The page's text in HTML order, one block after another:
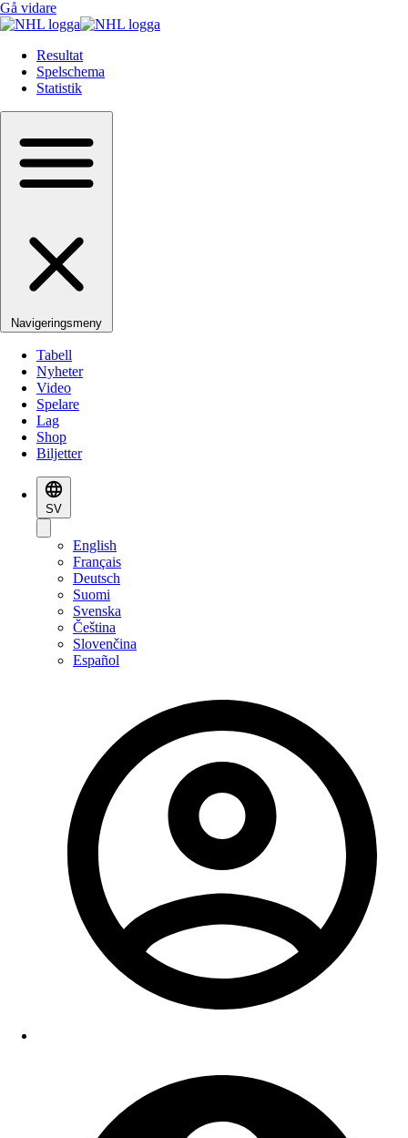
Gå vidare
Resultat
Spelschema
Statistik
Navigeringsmeny
Tabell
Nyheter
Video
Spelare
Lag
Shop
Biljetter
SV
English
Français
Deutsch
Suomi
Svenska
Čeština
Slovenčina
Español